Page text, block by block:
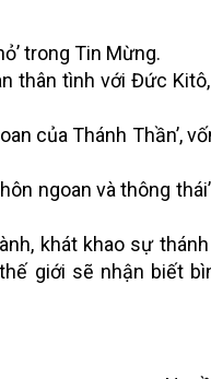
trong Tin Mừng.
thân tình với Đức
của Thánh Thần’,
ngoan và thông
khát khao sự
giới sẽ nhận biết